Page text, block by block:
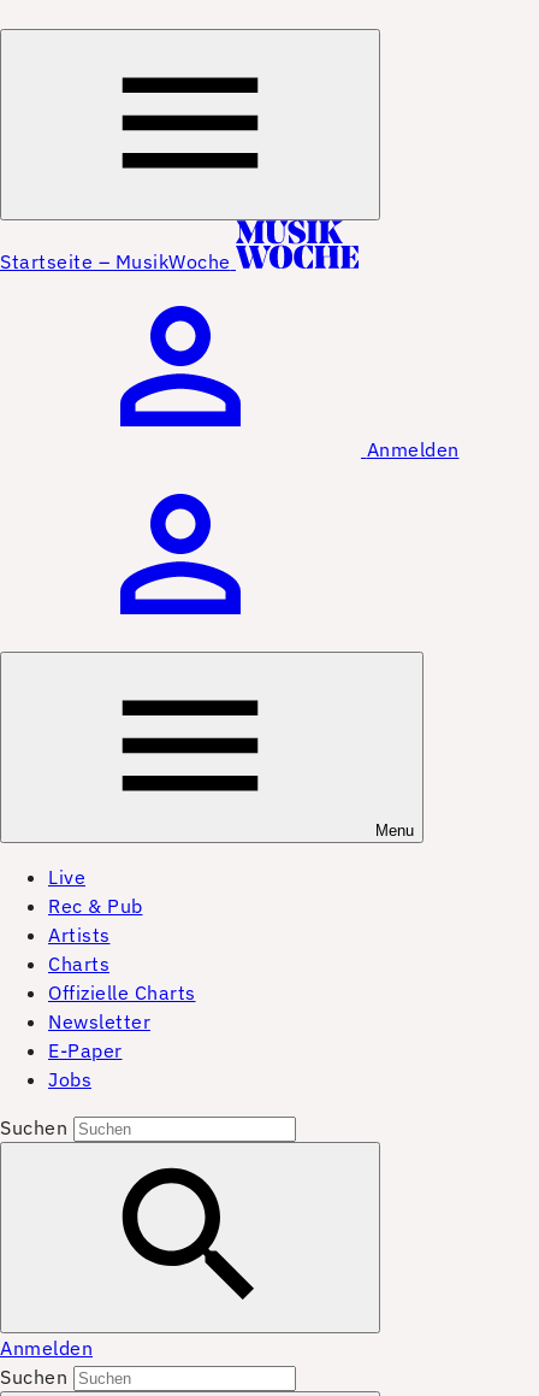
Startseite – MusikWoche
Anmelden
Menu
Live
Rec & Pub
Artists
Charts
Offizielle Charts
Newsletter
E-Paper
Jobs
Suchen
Anmelden
Suchen